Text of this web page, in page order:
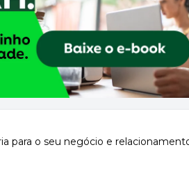
para o seu negócio e